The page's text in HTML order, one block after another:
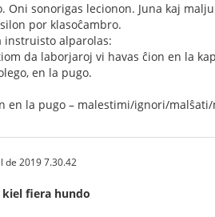
Oni sonorigas lecionon. Juna kaj
por klasoĉambro.
instruisto alparolas:
da laborjaroj vi havas ĉion en la
en la pugo.
en la pugo – malestimi/ignori/
de 2019 7.30.42
kiel fiera hundo